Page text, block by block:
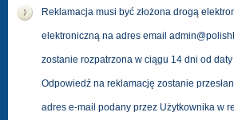
Reklamacja musi być złożona drogą
elektroniczną na adres email
zostanie rozpatrzona w ciągu 14 dni od
Odpowiedź na reklamację zostanie
adres e-mail podany przez Użytkownika w